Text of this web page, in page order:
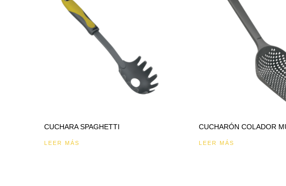
CUCHARA SPAGHETTI
LEER MÁS
CUCHARÓN COLADOR
LEER MÁS